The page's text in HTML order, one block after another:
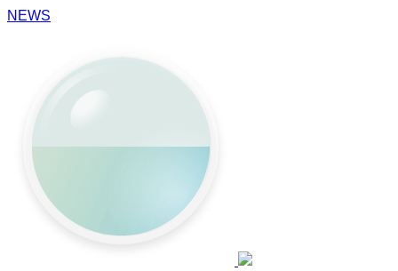
NEWS